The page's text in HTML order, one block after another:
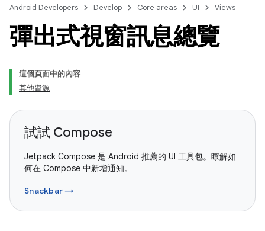
Android Developers Develop Core areas UI Views
彈出式視窗訊息總覽
這個頁面中的內容
其他資源
試試 Compose
Jetpack Compose 是 Android 推薦的 UI 工具包。瞭解如
何在 Compose 中新增通知。
Snackbar →